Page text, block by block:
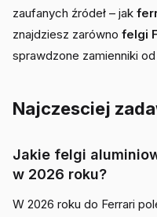
zaufanych źródeł – jak
znajdziesz zarówno felgi
sprawdzone zamienniki
Najczesciej
Jakie felgi
w 2026 roku?
W 2026 roku do Ferrari